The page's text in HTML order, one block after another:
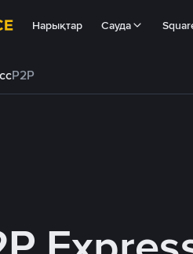
Нарықтар Сауда
P2P